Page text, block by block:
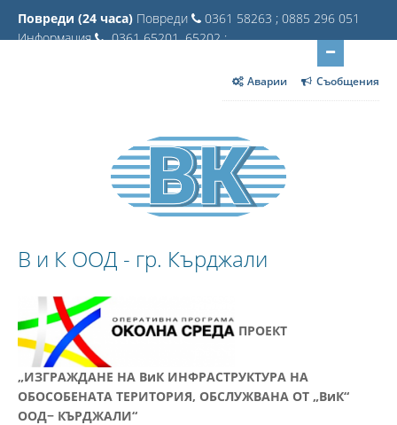
Повреди (24 часа) Повреди
0361 58263 ; 0885 296 051
Информация
0361 65201, 65202 ;
Аварии Съобщения
В и К ООД - гр. Кърджали
ПРОЕКТ
„ИЗГРАЖДАНЕ НА ВиК ИНФРАСТРУКТУРА НА
ОБОСОБЕНАТА ТЕРИТОРИЯ, ОБСЛУЖВАНА ОТ „ВиК“
ООД− КЪРДЖАЛИ“